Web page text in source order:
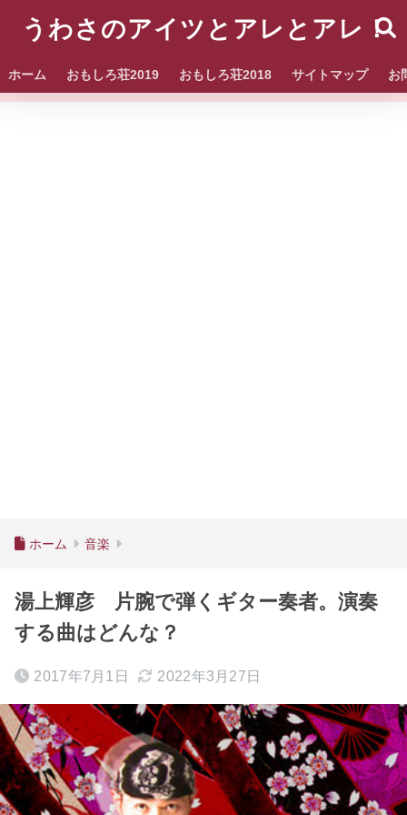
うわさのアイツとアレとアレ！
ホーム おもしろ荘2019 おもしろ荘2018 サイトマップ お
ホーム 音楽
湯上輝彦 片腕で弾くギター奏者。演奏
する曲はどんな？
2017年7月1日 2022年3月27日